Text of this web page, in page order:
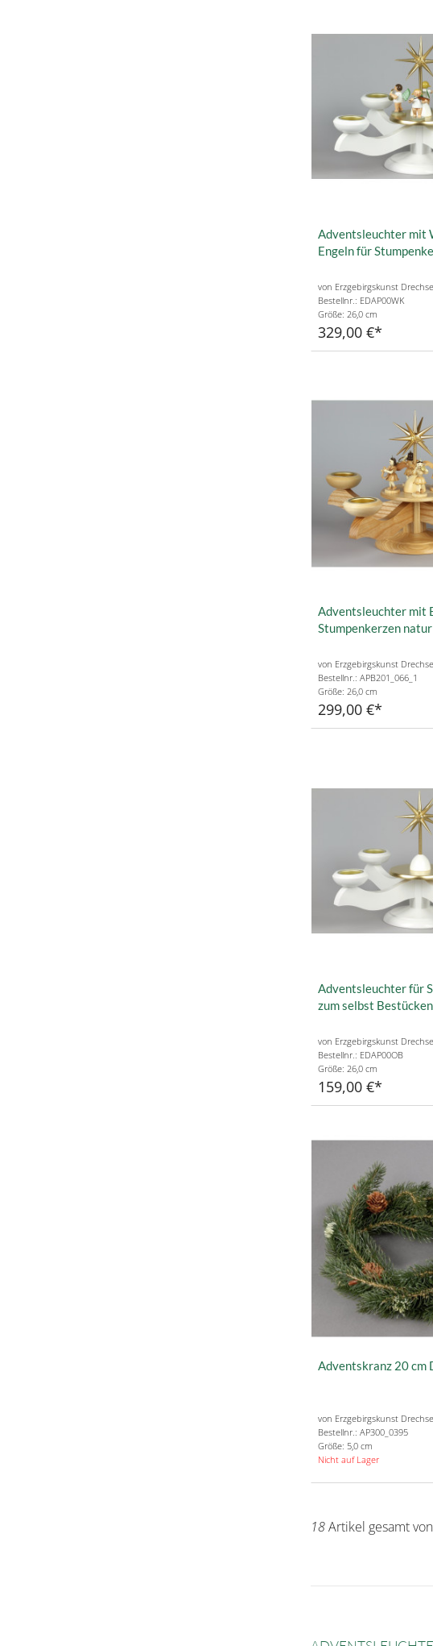
Adventsleuchter mit
Engeln für
von Erzgebirgskunst
Bestellnr.: EDAP00WK
Größe: 26,0 cm
329,00 €
Adventsleuchter mit
Stumpenkerzen natur
von Erzgebirgskunst
Bestellnr.: APB201_066_1
Größe: 26,0 cm
299,00 €
Adventsleuchter für
zum selbst
von Erzgebirgskunst
Bestellnr.: EDAP00OB
Größe: 26,0 cm
159,00 €
Adventskranz 20 cm
von Erzgebirgskunst
Bestellnr.: AP300_0395
Größe: 5,0 cm
Nicht auf Lager
18Artikel gesamt von